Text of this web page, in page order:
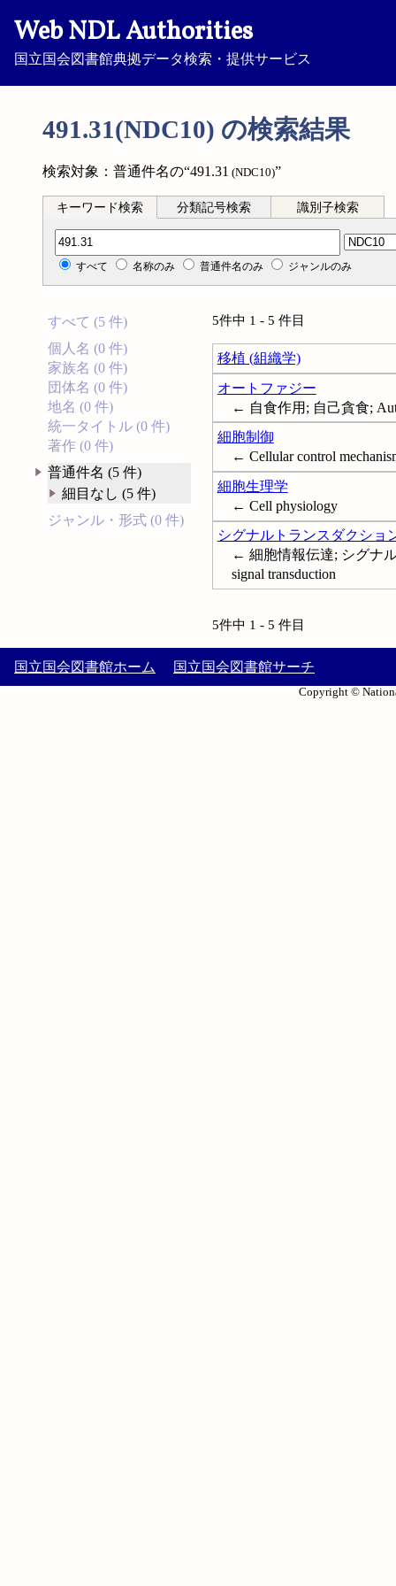
Web NDL Authorities
国立国会図書館典拠データ検索・提供サービス
491.31(NDC10) の検索結果
検索対象：普通件名の“491.31 (NDC10)”
キーワード検索 分類記号検索 識別子検索
分類記号検索
すべて 名称のみ 普通件名のみ ジャンルのみ
すべて (5 件)
個人名 (0 件)
家族名 (0 件)
団体名 (0 件)
地名 (0 件)
統一タイトル (0 件)
著作 (0 件)
普通件名 (5 件)
細目なし (5 件)
ジャンル・形式 (0 件)
5件中 1 - 5 件目
移植 (組織学)
オートファジー
← 自食作用; 自己貪食;
細胞制御
← Cellular control
細胞生理学
← Cell physiology
シグナルトランスダクショ
← 細胞情報伝達; シグナ
signal transduction
5件中 1 - 5 件目
国立国会図書館ホーム 国立国会図書館サーチ
Copyright ©